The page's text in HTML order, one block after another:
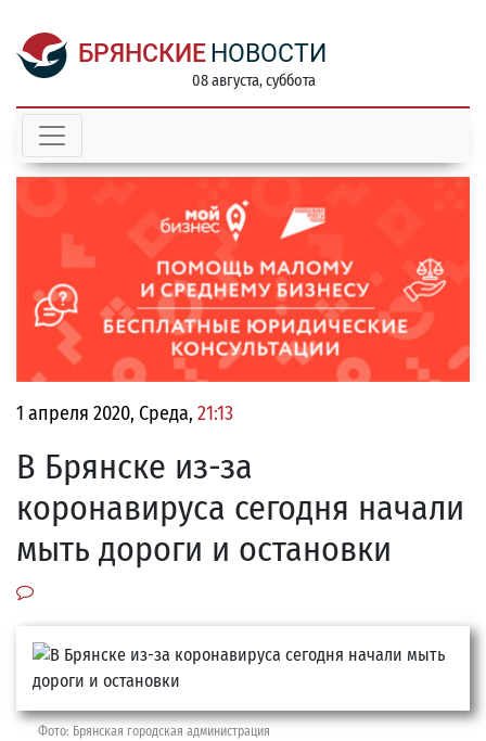
БРЯНСКИЕ НОВОСТИ
08 августа, суббота
1 апреля 2020, Среда, 21:13
В Брянске из-за
коронавируса сегодня начали
мыть дороги и остановки
Фото: Брянская городская администрация